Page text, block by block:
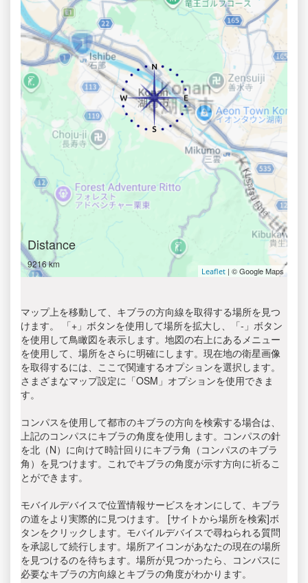
Distance
9216 km
Leaflet | © Google Maps
マップ上を移動して、キブラの方向線を取得する場所を見つ
けます。 「+」ボタンを使用して場所を拡大し、「-」ボタン
を使用して鳥瞰図を表示します。地図の右上にあるメニュー
を使用して、場所をさらに明確にします。現在地の衛星画像
を取得するには、ここで関連するオプションを選択します。
さまざまなマップ設定に「OSM」オプションを使用できま
す。
コンパスを使用して都市のキブラの方向を検索する場合は、
上記のコンパスにキブラの角度を使用します。コンパスの針
を北（N）に向けて時計回りにキブラ角（コンパスのキブラ
角）を見つけます。これでキブラの角度が示す方向に祈るこ
とができます。
モバイルデバイスで位置情報サービスをオンにして、キブラ
の道をより実際的に見つけます。 [サイトから場所を検索]ボ
タンをクリックします。モバイルデバイスで尋ねられる質問
を承認して続行します。場所アイコンがあなたの現在の場所
を見つけるのを待ちます。場所が見つかったら、コンパスに
必要なキブラの方向線とキブラの角度がわかります。